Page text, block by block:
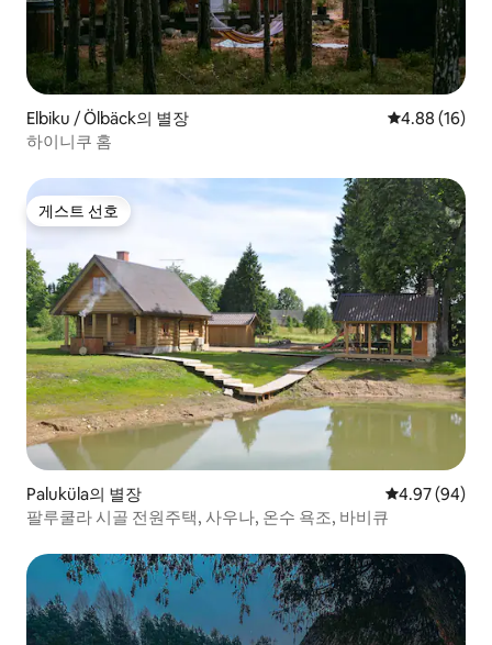
Elbiku / Ölbäck의 별장 평점 4.88점(5
4.88 (16)
하이니쿠 홈
게스트 선호
게스트 선호
Paluküla의 별장 평점 4.97점(5
4.97 (94)
팔루쿨라 시골 전원주택, 사우나, 온수 욕조, 바비큐